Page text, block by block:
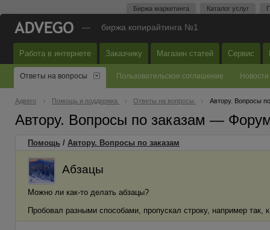
Биржа маркетинга Каталог услуг
— биржа копирайтинга №1
Работа в интернете Заказчику Магазин статей Сервис
Ответы на вопросы Пользовательское соглашение Новости
Адвего Помощь и поддержка Ответы на вопросы Автору. Вопросы
Автору. Вопросы по заказам —
Помощь / Автору. Вопросы по заказам
Абзацы
Можно ли как-то делать абзацы?
Пробовал разными способами, пропускал строку, например